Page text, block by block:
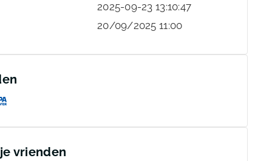
2025-09-23 13:10:47
20/09/2025 11:00
vrienden